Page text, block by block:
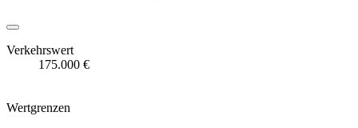
Verkehrswert
175.000 €
Wertgrenzen